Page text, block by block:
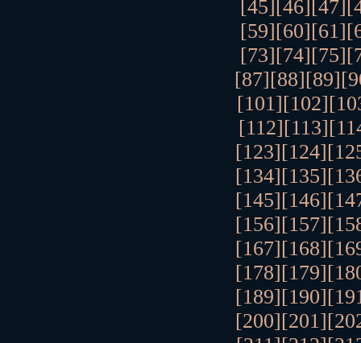
[45] [46] [47]
[59][60][61]
[73][74][75]
[87][88][89]
[101][102]
[112][113]
[123][124]
[134][135]
[145][146]
[156][157]
[167][168]
[178][179]
[189][190]
[200][201]